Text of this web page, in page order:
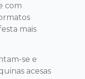
com
mais
se e
acesas